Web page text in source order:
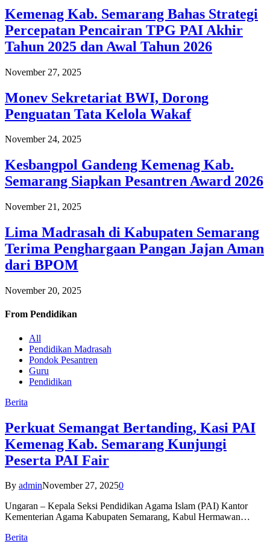
Kemenag Kab. Semarang Bahas Strategi
Percepatan Pencairan TPG PAI Akhir
Tahun 2025 dan Awal Tahun 2026
November 27, 2025
Monev Sekretariat BWI, Dorong
Penguatan Tata Kelola Wakaf
November 24, 2025
Kesbangpol Gandeng Kemenag Kab.
Semarang Siapkan Pesantren Award 2026
November 21, 2025
Lima Madrasah di Kabupaten Semarang
Terima Penghargaan Pangan Jajan Aman
dari BPOM
November 20, 2025
From Pendidikan
All
Pendidikan Madrasah
Pondok Pesantren
Guru
Pendidikan
Berita
Perkuat Semangat Bertanding, Kasi PAI
Kemenag Kab. Semarang Kunjungi
Peserta PAI Fair
By adminNovember 27, 20250
Ungaran – Kepala Seksi Pendidikan Agama Islam (PAI) Kantor
Kementerian Agama Kabupaten Semarang, Kabul Hermawan…
Berita